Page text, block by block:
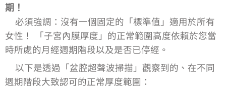
期！
必須強調：沒有一個固定的「標準值」適用於所有
女性！ 「子宮內膜厚度 」的正常範圍高度依賴於您當
時所處的月經週期階段以及是否已停經。
以下是透過「盆腔超聲波掃描」觀察到的、在不同
週期階段大致認可的正常厚度範圍：